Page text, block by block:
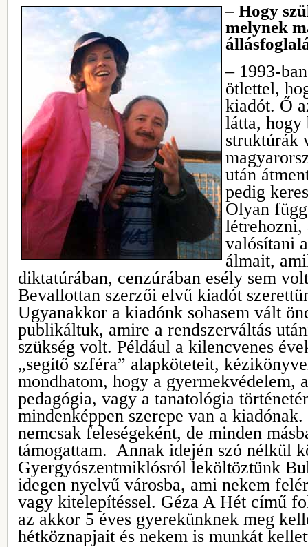
– Hogy
melynek
– 1993-
ötlettel,
kiadót. Ő
látta, hogy
struktúrák
után
pedig
Olyan
létrehozni,
valósítani
álmait,
diktatúrában, cenzúrában esély sem
Bevallottan szerzői elvű kiadót
Ugyanakkor a kiadónk sohasem vált
publikáltuk, amire a rendszerváltás
szükség volt. Például a kilencvenes
„segítő szféra” alapköteteit,
mondhatom, hogy a gyermekvédelem,
pedagógia, vagy a tanatológia
mindenképpen szerepe van a
nemcsak feleségeként, de minden
támogattam. Annak idején szó nélkül
Gyergyószentmiklósról leköltöztünk
idegen nyelvű városba, ami nekem
vagy kitelepítéssel. Géza A Hét című
az akkor 5 éves gyerekünknek meg
hétköznapjait és nekem is munkát